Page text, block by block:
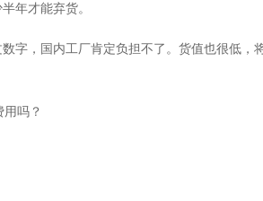
年才能弃货。
字，国内工厂肯定负担不了。货值也很低，
吗？